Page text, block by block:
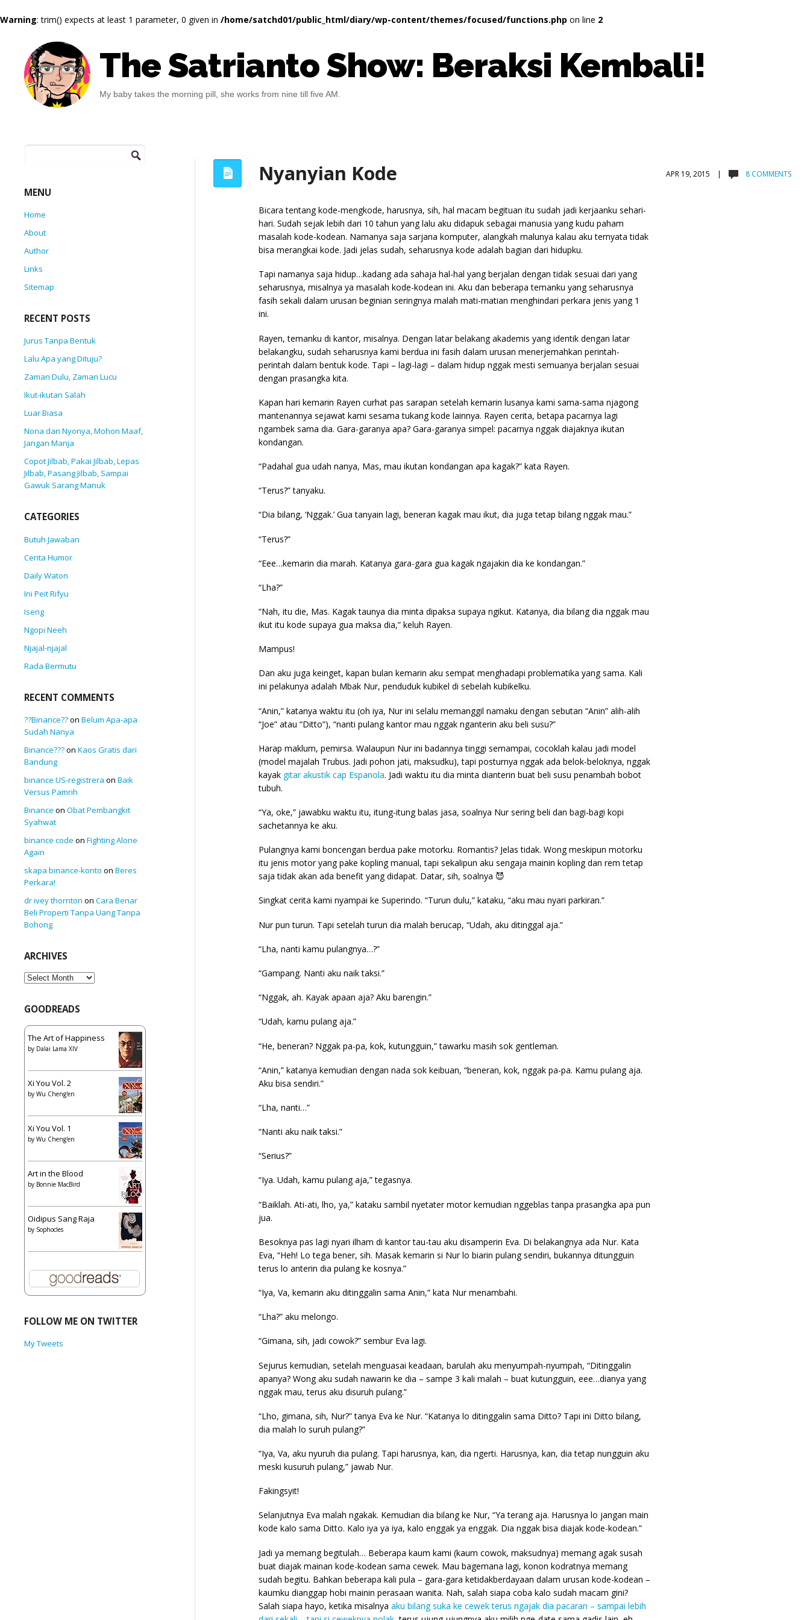
Warning: trim() expects at least 1 parameter, 0 given in /home/satchd01/public_html/diary/wp-content/themes/focused/functions.php on line 2
The Satrianto Show: Beraksi Kembali!
My baby takes the morning pill, she works from nine till five AM.
APR 19, 2015 | 8 COMMENTS
Nyanyian Kode
Bicara tentang kode-mengkode, harusnya, sih, hal macam begituan itu sudah jadi kerjaanku sehari-
hari. Sudah sejak lebih dari 10 tahun yang lalu aku didapuk sebagai manusia yang kudu paham
masalah kode-kodean. Namanya saja sarjana komputer, alangkah malunya kalau aku ternyata tidak
bisa merangkai kode. Jadi jelas sudah, seharusnya kode adalah bagian dari hidupku.
Tapi namanya saja hidup…kadang ada sahaja hal-hal yang berjalan dengan tidak sesuai dari yang
seharusnya, misalnya ya masalah kode-kodean ini. Aku dan beberapa temanku yang seharusnya
fasih sekali dalam urusan beginian seringnya malah mati-matian menghindari perkara jenis yang 1
ini.
Rayen, temanku di kantor, misalnya. Dengan latar belakang akademis yang identik dengan latar
belakangku, sudah seharusnya kami berdua ini fasih dalam urusan menerjemahkan perintah-
perintah dalam bentuk kode. Tapi – lagi-lagi – dalam hidup nggak mesti semuanya berjalan sesuai
dengan prasangka kita.
Kapan hari kemarin Rayen curhat pas sarapan setelah kemarin lusanya kami sama-sama njagong
mantenannya sejawat kami sesama tukang kode lainnya. Rayen cerita, betapa pacarnya lagi
ngambek sama dia. Gara-garanya apa? Gara-garanya simpel: pacarnya nggak diajaknya ikutan
kondangan.
“Padahal gua udah nanya, Mas, mau ikutan kondangan apa kagak?” kata Rayen.
“Terus?” tanyaku.
“Dia bilang, ‘Nggak.’ Gua tanyain lagi, beneran kagak mau ikut, dia juga tetap bilang nggak mau.”
“Terus?”
“Eee…kemarin dia marah. Katanya gara-gara gua kagak ngajakin dia ke kondangan.”
“Lha?”
“Nah, itu die, Mas. Kagak taunya dia minta dipaksa supaya ngikut. Katanya, dia bilang dia nggak mau
ikut itu kode supaya gua maksa dia,” keluh Rayen.
Mampus!
Dan aku juga keinget, kapan bulan kemarin aku sempat menghadapi problematika yang sama. Kali
ini pelakunya adalah Mbak Nur, penduduk kubikel di sebelah kubikelku.
“Anin,” katanya waktu itu (oh iya, Nur ini selalu memanggil namaku dengan sebutan “Anin” alih-alih
“Joe” atau “Ditto”), “nanti pulang kantor mau nggak nganterin aku beli susu?”
Harap maklum, pemirsa. Walaupun Nur ini badannya tinggi semampai, cocoklah kalau jadi model
(model majalah Trubus. Jadi pohon jati, maksudku), tapi posturnya nggak ada belok-beloknya, nggak
kayak gitar akustik cap Espanola. Jadi waktu itu dia minta dianterin buat beli susu penambah bobot
tubuh.
“Ya, oke,” jawabku waktu itu, itung-itung balas jasa, soalnya Nur sering beli dan bagi-bagi kopi
sachetannya ke aku.
Pulangnya kami boncengan berdua pake motorku. Romantis? Jelas tidak. Wong meskipun motorku
itu jenis motor yang pake kopling manual, tapi sekalipun aku sengaja mainin kopling dan rem tetap
saja tidak akan ada benefit yang didapat. Datar, sih, soalnya 😈
Singkat cerita kami nyampai ke Superindo. “Turun dulu,” kataku, “aku mau nyari parkiran.”
Nur pun turun. Tapi setelah turun dia malah berucap, “Udah, aku ditinggal aja.”
“Lha, nanti kamu pulangnya…?”
“Gampang. Nanti aku naik taksi.”
“Nggak, ah. Kayak apaan aja? Aku barengin.”
“Udah, kamu pulang aja.”
“He, beneran? Nggak pa-pa, kok, kutungguin,” tawarku masih sok gentleman.
“Anin,” katanya kemudian dengan nada sok keibuan, “beneran, kok, nggak pa-pa. Kamu pulang aja.
Aku bisa sendiri.”
“Lha, nanti…”
“Nanti aku naik taksi.”
“Serius?”
“Iya. Udah, kamu pulang aja,” tegasnya.
“Baiklah. Ati-ati, lho, ya,” kataku sambil nyetater motor kemudian nggeblas tanpa prasangka apa pun
jua.
Besoknya pas lagi nyari ilham di kantor tau-tau aku disamperin Eva. Di belakangnya ada Nur. Kata
Eva, “Heh! Lo tega bener, sih. Masak kemarin si Nur lo biarin pulang sendiri, bukannya ditungguin
terus lo anterin dia pulang ke kosnya.”
“Iya, Va, kemarin aku ditinggalin sama Anin,” kata Nur menambahi.
“Lha?” aku melongo.
“Gimana, sih, jadi cowok?” sembur Eva lagi.
Sejurus kemudian, setelah menguasai keadaan, barulah aku menyumpah-nyumpah, “Ditinggalin
apanya? Wong aku sudah nawarin ke dia – sampe 3 kali malah – buat kutungguin, eee…dianya yang
nggak mau, terus aku disuruh pulang.”
“Lho, gimana, sih, Nur?” tanya Eva ke Nur. “Katanya lo ditinggalin sama Ditto? Tapi ini Ditto bilang,
dia malah lo suruh pulang?”
“Iya, Va, aku nyuruh dia pulang. Tapi harusnya, kan, dia ngerti. Harusnya, kan, dia tetap nungguin aku
meski kusuruh pulang,” jawab Nur.
Fakingsyit!
Selanjutnya Eva malah ngakak. Kemudian dia bilang ke Nur, “Ya terang aja. Harusnya lo jangan main
kode kalo sama Ditto. Kalo iya ya iya, kalo enggak ya enggak. Dia nggak bisa diajak kode-kodean.”
Jadi ya memang begitulah… Beberapa kaum kami (kaum cowok, maksudnya) memang agak susah
buat diajak mainan kode-kodean sama cewek. Mau bagemana lagi, konon kodratnya memang
sudah begitu. Bahkan beberapa kali pula – gara-gara ketidakberdayaan dalam urusan kode-kodean –
kaumku dianggap hobi mainin perasaan wanita. Nah, salah siapa coba kalo sudah macam gini?
Salah siapa hayo, ketika misalnyaaku bilang suka ke cewek terus ngajak dia pacaran – sampai lebih
Search
MENU
Home
About
Author
Links
Sitemap
RECENT POSTS
Jurus Tanpa Bentuk
Lalu Apa yang Dituju?
Zaman Dulu, Zaman Lucu
Ikut-ikutan Salah
Luar Biasa
Nona dan Nyonya, Mohon Maaf,
Jangan Manja
Copot Jilbab, Pakai Jilbab, Lepas
Jilbab, Pasang Jilbab, Sampai
Gawuk Sarang Manuk
CATEGORIES
Butuh Jawaban
Cerita Humor
Daily Waton
Ini Peit Rifyu
Iseng
Ngopi Neeh
Njajal-njajal
Rada Bermutu
RECENT COMMENTS
??Binance??onBelum Apa-apa
Sudah Nanya
Binance???onKaos Gratis dari
Bandung
binance US-registrera onBaik
Versus Pamrih
Binance onObat Pembangkit
Syahwat
binance code onFighting Alone
Again
skapa binance-konto onBeres
Perkara!
dr ivey thornton onCara Benar
Beli Properti Tanpa Uang Tanpa
Bohong
ARCHIVES
Archives
GOODREADS
The Art of Happiness
by Dalai Lama XIV
Xi You Vol. 2
byWu Cheng'en
Xi You Vol. 1
byWu Cheng'en
Art in the Blood
by Bonnie MacBird
Oidipus Sang Raja
by Sophocles
FOLLOW ME ON TWITTER
My Tweets